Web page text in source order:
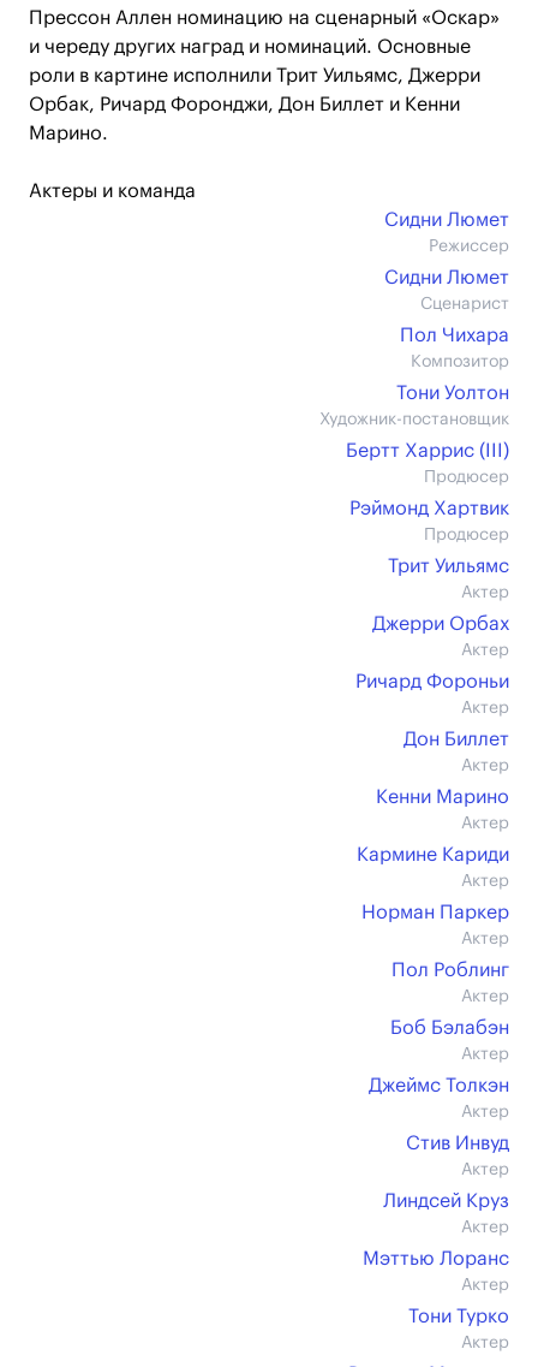
Прессон Аллен номинацию на сценарный «Оскар»
и череду других наград и номинаций. Основные
роли в картине исполнили Трит Уильямс, Джерри
Орбак, Ричард Форонджи, Дон Биллет и Кенни
Марино.
Актеры и команда
Сидни Люмет
Режиссер
Сидни Люмет
Сценарист
Пол Чихара
Композитор
Тони Уолтон
Художник-постановщик
Бертт Харрис (III)
Продюсер
Рэймонд Хартвик
Продюсер
Трит Уильямс
Актер
Джерри Орбах
Актер
Ричард Фороньи
Актер
Дон Биллет
Актер
Кенни Марино
Актер
Кармине Кариди
Актер
Норман Паркер
Актер
Пол Роблинг
Актер
Боб Бэлабэн
Актер
Джеймс Толкэн
Актер
Стив Инвуд
Актер
Линдсей Круз
Актер
Мэттью Лоранс
Актер
Тони Турко
Актер